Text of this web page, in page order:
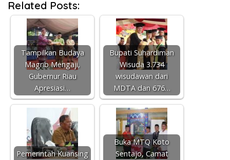
Related Posts:
Tampilkan Budaya
Magrib Mengaji,
Gubernur Riau
Apresiasi…
Bupati Suhardiman
Wisuda 3.734
wisudawan dari
MDTA dan 676…
Pemerintah Kuansing
Buka MTQ Koto
Sentajo, Camat